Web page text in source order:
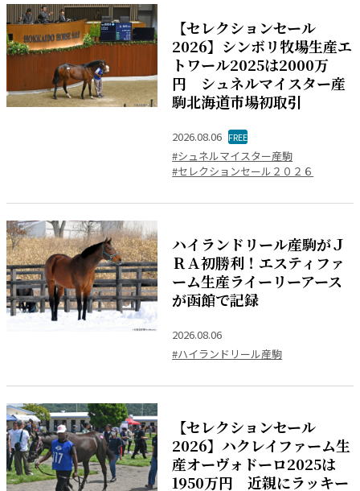
【セレクションセール
2026】シンボリ牧場生産エ
トワール2025は2000万
円 シュネルマイスター産
駒北海道市場初取引
2026.08.06 FREE
#シュネルマイスター産駒
#セレクションセール２０２６
ハイランドリール産駒がＪ
ＲＡ初勝利！エスティファ
ーム生産ライーリーアース
が函館で記録
2026.08.06
#ハイランドリール産駒
【セレクションセール
2026】ハクレイファーム生
産オーヴォドーロ2025は
1950万円 近親にラッキー